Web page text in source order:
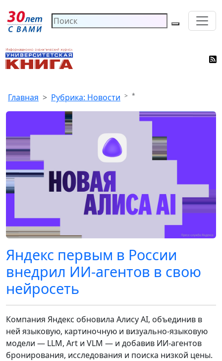
Главная Рубрика: Новости *
Яндекс первым в России
внедрил ИИ-агентов в свою
нейросеть
Компания Яндекс обновила Алису AI, объединив в
ней языковую, картиночную и визуально-языковую
модели — LLM, Art и VLM — и добавив ИИ-агентов
бронирования, исследования и поиска низкой цены.